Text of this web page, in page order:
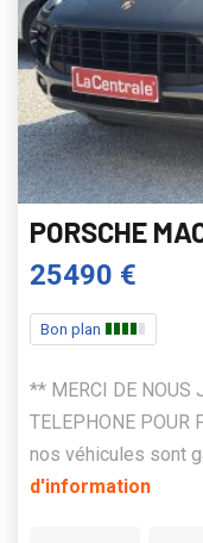
PORSCHE
25490 €
Bon plan
** MERCI DE NOUS
TELEPHONE POUR
nos véhicules sont
d'information